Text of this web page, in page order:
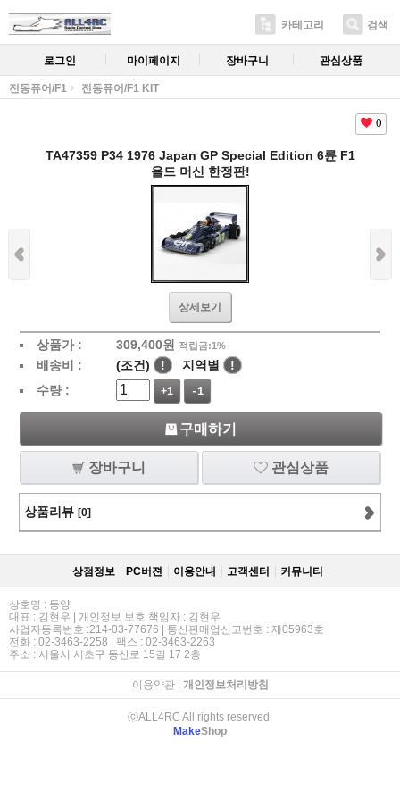
카테고리 검색
로그인 마이페이지 장바구니 관심상품
전동퓨어/F1 전동퓨어/F1 KIT
0
TA47359 P34 1976 Japan GP Special Edition 6륜 F1
올드 머신 한정판!
상세보기
상품가 : 309,400원 적립금:1%
배송비 : (조건) ! 지역별
!
수량 :
+1 -1
구매하기
장바구니 관심상품
상품리뷰 [0]
상점정보 PC버젼 이용안내 고객센터 커뮤니티
상호명 : 동양
대표 : 김현우 | 개인정보 보호 책임자 : 김현우
사업자등록번호 :214-03-77676 | 통신판매업신고번호 : 제05963호
전화 : 02-3463-2258 | 팩스 : 02-3463-2263
주소 : 서울시 서초구 동산로 15길 17 2층
이용약관| 개인정보처리방침
ⓒALL4RC All rights reserved.
MakeShop